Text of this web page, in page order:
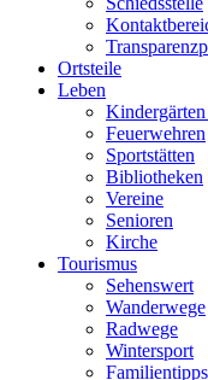
Ortsteile
Leben
Feuerwehren
Sportstätten
Bibliotheken
Vereine
Senioren
Kirche
Tourismus
Sehenswert
Wanderwege
Radwege
Wintersport
Familientipps